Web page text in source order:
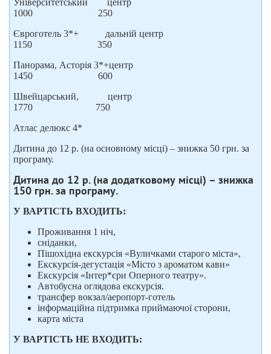
Університетський центр
1000 250
Євроготель 3*+ дальній центр
1150 350
Панорама, Асторія 3*+центр
1450 600
Швейцарський, центр
1770 750
Атлас делюкс 4*
Дитина до 12 р. (на основному місці) – знижка 50 грн. за
програму.
Дитина до 12 р. (на додатковому місці) – знижка
150 грн. за програму.
У ВАРТІСТЬ ВХОДИТЬ:
Проживання 1 ніч,
сніданки,
Пішохідна екскурсія «Вуличками старого міста»,
Екскурсія-дегустація «Місто з ароматом кави»
Екскурсія «Інтер*єри Оперного театру».
Автобусна оглядова екскурсія.
трансфер вокзал/аеропорт-готель
інформаційна підтримка приймаючої сторони,
карта міста
У ВАРТІСТЬ НЕ ВХОДИТЬ: